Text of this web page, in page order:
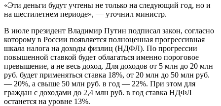
«Эти деньги будут учтены не только на следующий год, но и
на шестилетнем периоде», — уточнил министр.
В июле президент Владимир Путин подписал закон, согласно
которому в России появляется полноценная прогрессивная
шкала налога на доходы физлиц (НДФЛ). По прогрессии
повышенной ставкой будет облагаться именно пороговое
превышение, а не весь доход. Для доходов от 5 млн до 20 млн
руб. будет применяться ставка 18%, от 20 млн до 50 млн руб.
— 20%, а свыше 50 млн руб. в год — 22%. При этом для
граждан с доходами до 2,4 млн руб. в год ставка НДФЛ
останется на уровне 13%.